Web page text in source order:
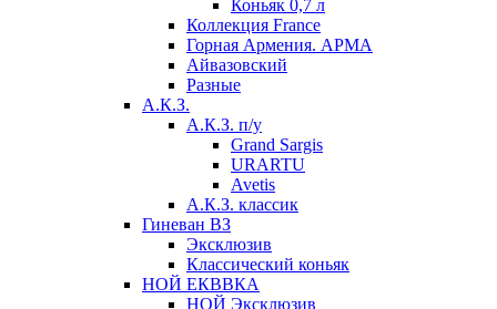
Коньяк 0,7 л
Коллекция France
Горная Армения. АРМА
Айвазовский
Разные
А.К.З.
А.К.З. п/у
Grand Sargis
URARTU
Avetis
А.К.З. классик
Гиневан ВЗ
Эксклюзив
Классический коньяк
НОЙ ЕКВВКА
НОЙ Эксклюзив